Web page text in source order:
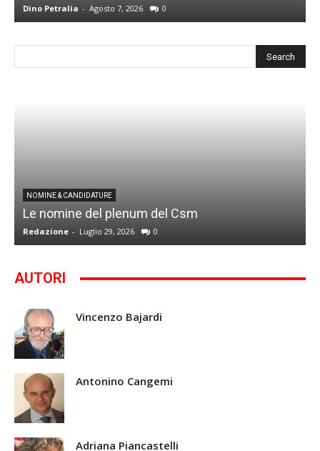
Dino Petralia - Agosto 7, 2026 0
NOMINE & CANDIDATURE
Le nomine del plenum del Csm
Redazione - Luglio 29, 2026 0
AUTORI
Vincenzo Bajardi
Antonino Cangemi
Adriana Piancastelli